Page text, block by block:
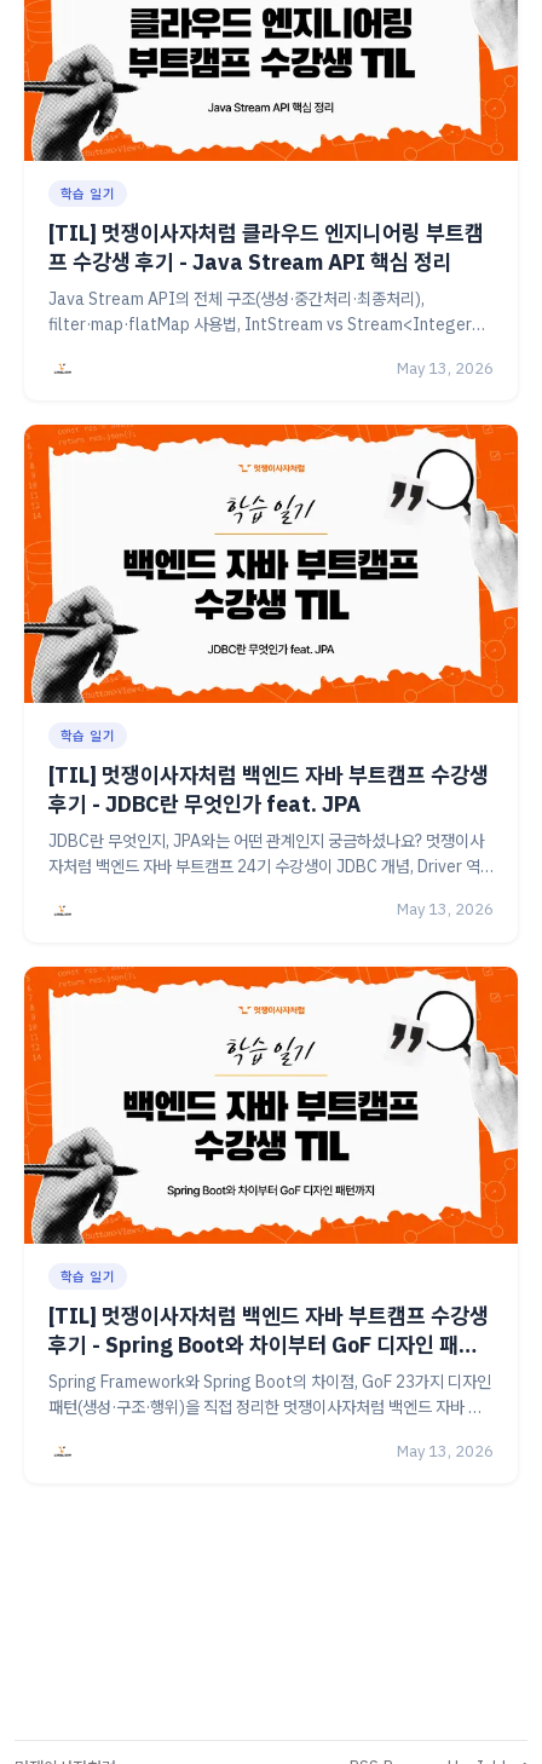
학습 일기
[TIL] 멋쟁이사자처럼 클라우드 엔지니어링 부트캠
프 수강생 후기 - Java Stream API 핵심 정리
Java Stream API의 전체 구조(생성·중간처리·최종처리),
filter·map·flatMap 사용법, IntStream vs Stream<Integer>
캠프 수강생의 14일차 TIL 기록이에요.
May 13, 2026
학습 일기
[TIL] 멋쟁이사자처럼 백엔드 자바 부트캠프 수강생
후기 - JDBC란 무엇인가 feat. JPA
JDBC란 무엇인지, JPA와는 어떤 관계인지 궁금하셨나요? 멋쟁이사
자처럼 백엔드 자바 부트캠프 24기 수강생이 JDBC 개념, Driver 역
May 13, 2026
학습 일기
[TIL] 멋쟁이사자처럼 백엔드 자바 부트캠프 수강생
후기 - Spring Boot와 차이부터 GoF 디자인 패턴
까지
Spring Framework와 Spring Boot의 차이점, GoF 23가지 디자인
패턴(생성·구조·행위)을 직접 정리한 멋쟁이사자처럼 백엔드 자바 부
확인해보세요.
May 13, 2026